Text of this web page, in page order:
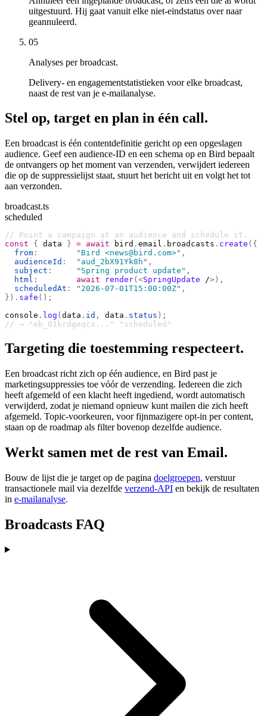
uitgestuurd. Hij gaat vanuit elke niet-eindstatus over naar
geannuleerd.
05
Analyses per broadcast.
Delivery- en engagementstatistieken voor elke broadcast,
naast de rest van je e-mailanalyse.
Stel op, target en plan in één call.
Een broadcast is één contentdefinitie gericht op een opgeslagen
audience. Geef een audience-ID en een schema op en Bird bepaalt
de ontvangers op het moment van verzenden, verwijdert iedereen
die op de suppressielijst staat, stuurt het bericht uit en volgt het tot
aan verzonden.
broadcast.ts
scheduled
// Point a campaign at an audience and schedule it.
const { data } = await bird . email . broadcasts . create ({
  from
:
        "
Bird <news@bird.com>" ,
  audienceId
:
  "
aud_2bX91Yk8h " ,
  subject
:
     "
Spring product update " ,
  html
:
        await
render(<SpringUpdate />),
  scheduledAt
: " 2026-07-01T15:00:00Z" ,
}). safe ();
console . log ( data . id , data . status );
// → "eb_01krdgeqcx..." "scheduled"
Targeting die toestemming respecteert.
Een broadcast richt zich op één audience, en Bird past je
marketingsuppressies toe vóór de verzending. Iedereen die zich
heeft afgemeld of een klacht heeft ingediend, wordt automatisch
verwijderd, zodat je niemand opnieuw kunt mailen die zich heeft
afgemeld. Topic-voorkeuren, voor fijnmazigere opt-in per content,
staan op de roadmap als filter bovenop dezelfde audience.
Werkt samen met de rest van Email.
Bouw de lijst die je target op de pagina doelgroepen, verstuur
transactionele mail via dezelfde verzend-API en bekijk de resultaten
in e-mailanalyse.
Broadcasts FAQ